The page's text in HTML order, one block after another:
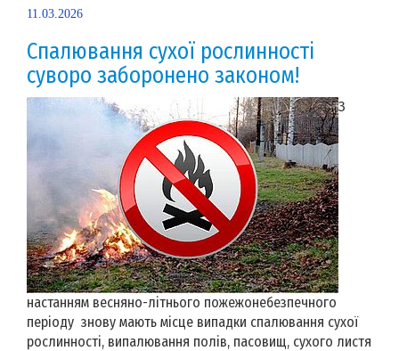
11.03.2026
Спалювання сухої рослинності
суворо заборонено законом!
З
настанням весняно-літнього пожежонебезпечного
періоду знову мають місце випадки спалювання сухої
рослинності, випалювання полів, пасовищ, сухого листя